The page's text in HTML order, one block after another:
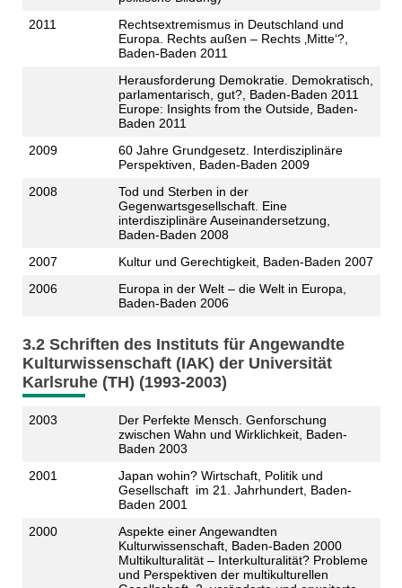
2011
Rechtsextremismus in Deutschland und
Europa. Rechts außen – Rechts ‚Mitte‘?,
Baden-Baden 2011
Herausforderung Demokratie. Demokratisch,
parlamentarisch, gut?, Baden-Baden 2011
Europe: Insights from the Outside, Baden-
Baden 2011
2009
60 Jahre Grundgesetz. Interdisziplinäre
Perspektiven, Baden-Baden 2009
2008
Tod und Sterben in der
Gegenwartsgesellschaft. Eine
interdisziplinäre Auseinandersetzung,
Baden-Baden 2008
2007
Kultur und Gerechtigkeit, Baden-Baden 2007
2006
Europa in der Welt – die Welt in Europa,
Baden-Baden 2006
3.2 Schriften des Instituts für Angewandte
Kulturwissenschaft (IAK) der Universität
Karlsruhe (TH) (1993-2003)
2003
Der Perfekte Mensch. Genforschung
zwischen Wahn und Wirklichkeit, Baden-
Baden 2003
2001
Japan wohin? Wirtschaft, Politik und
Gesellschaft im 21. Jahrhundert, Baden-
Baden 2001
2000
Aspekte einer Angewandten
Kulturwissenschaft, Baden-Baden 2000
Multikulturalität – Interkulturalität? Probleme
und Perspektiven der multikulturellen